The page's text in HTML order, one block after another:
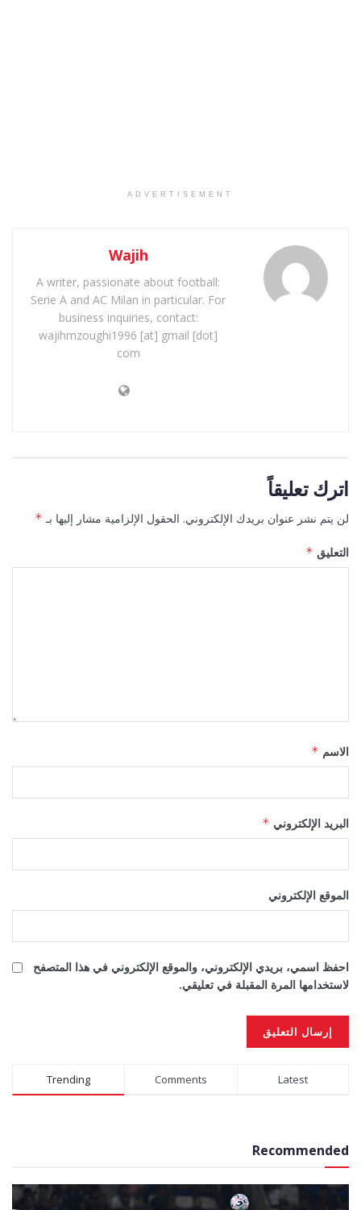
ADVERTISEMENT
Wajih
A writer, passionate about football:
Serie A and AC Milan in particular. For
business inquiries, contact:
wajihmzoughi1996 [at] gmail [dot]
com
اترك تعليقاً
لن يتم نشر عنوان بريدك الإلكتروني. الحقول الإلزامية مشار إليها بـ *
التعليق *
الاسم *
البريد الإلكتروني *
الموقع الإلكتروني
احفظ اسمي، بريدي الإلكتروني، والموقع الإلكتروني في هذا المتصفح
لاستخدامها المرة المقبلة في تعليقي.
Alternative:
Trending Comments Latest
Recommended